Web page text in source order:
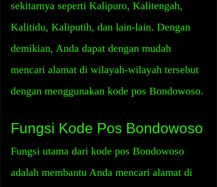
sekitarnya seperti Kalipuro, Kalitengah,
Kalitidu, Kaliputih, dan lain-lain. Dengan
demikian, Anda dapat dengan mudah
mencari alamat di wilayah-wilayah tersebut
dengan menggunakan kode pos Bondowoso.
Fungsi Kode Pos Bondowoso
Fungsi utama dari kode pos Bondowoso
adalah membantu Anda mencari alamat di